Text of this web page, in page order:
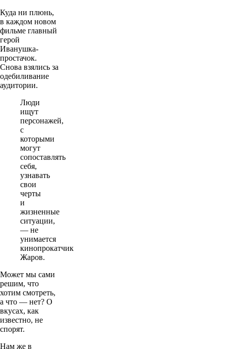
Куда ни плюнь,
в каждом новом
фильме главный
герой
Иванушка-
простачок.
Снова взялись за
одебиливание
аудитории.
Люди
ищут
персонажей,
с
которыми
могут
сопоставлять
себя,
узнавать
свои
черты
и
жизненные
ситуации,
— не
унимается
кинопрокатчик
Жаров.
Может мы сами
решим, что
хотим смотреть,
а что — нет? О
вкусах, как
известно, не
спорят.
Нам же в